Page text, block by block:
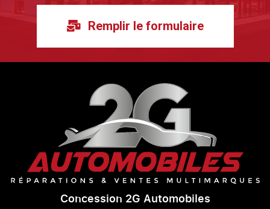
Remplir le formulaire
Concession 2G Automobiles